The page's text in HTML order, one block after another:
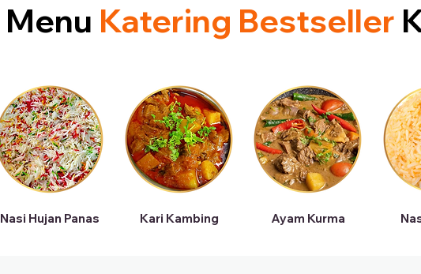
Menu Katering Bestseller
Nasi Hujan Panas Kari Kambing Ayam Kurma